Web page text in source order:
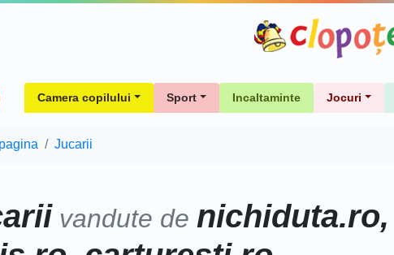
Camera copilului Sport Incaltaminte Jocuri
Jucarii
vandute de nichiduta.ro,